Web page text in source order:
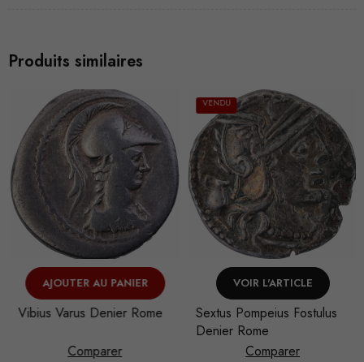
Produits similaires
AJOUTER AU PANIER
Vibius Varus Denier Rome
Comparer
VENDU
VOIR L'ARTICLE
Sextus Pompeius Fostulus
Denier Rome
Comparer